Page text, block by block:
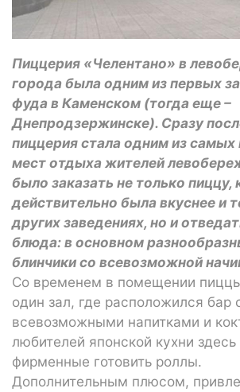
Пиццерия «Челентано» в
города была одним из первых
фуда в Каменском (тогда еще –
Днепродзержинске). Сразу
пиццерия стала одним из самых
мест отдыха жителей
было заказать не только пиццу,
действительно была вкуснее и
других заведениях, но и
блюда: в основном
блинчики со всевозможной
Со временем в помещении
один зал, где расположился бар
всевозможными напитками и
любителей японской кухни
фирменные готовить роллы.
Дополнительным плюсом,